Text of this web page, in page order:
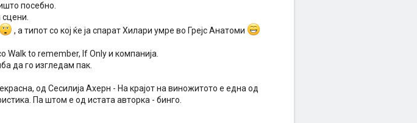
посебно.
, а типот со кој ќе ја спарат Хилари умре во Грејс Анатоми
to remember, If Only и компанија.
да го изгледам пак.
од Сесилија Ахерн - На крајот на виножитото е една од
Па штом е од истата авторка - бинго.